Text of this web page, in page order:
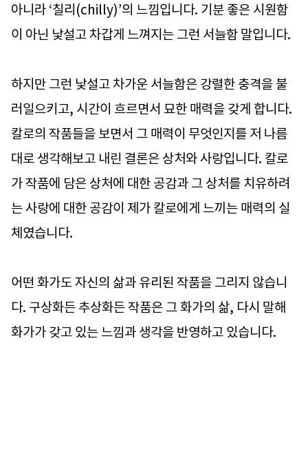
아니라 ‘칠리(chilly)’의 느낌입니다. 기분 좋은 시원함
이 아닌 낯설고 차갑게 느껴지는 그런 서늘함 말입니다.
하지만 그런 낯설고 차가운 서늘함은 강렬한 충격을 불
러일으키고, 시간이 흐르면서 묘한 매력을 갖게 합니다.
칼로의 작품들을 보면서 그 매력이 무엇인지를 저 나름
대로 생각해보고 내린 결론은 상처와 사랑입니다. 칼로
가 작품에 담은 상처에 대한 공감과 그 상처를 치유하려
는 사랑에 대한 공감이 제가 칼로에게 느끼는 매력의 실
체였습니다.
어떤 화가도 자신의 삶과 유리된 작품을 그리지 않습니
다. 구상화든 추상화든 작품은 그 화가의 삶, 다시 말해
화가가 갖고 있는 느낌과 생각을 반영하고 있습니다.